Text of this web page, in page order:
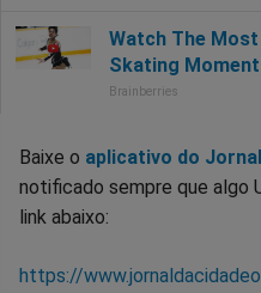
Baixe o aplicativo do
notificado sempre que algo
link abaixo:
https://